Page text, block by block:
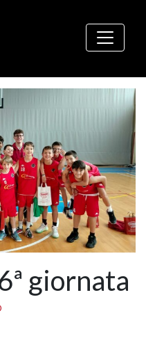
giornata